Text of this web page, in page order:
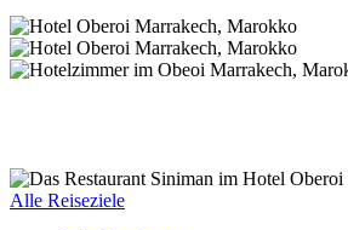
Alle Reiseziele